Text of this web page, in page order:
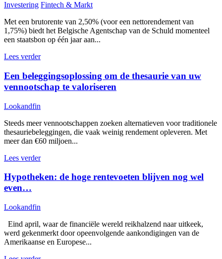
Investering Fintech & Markt
Met een brutorente van 2,50% (voor een nettorendement van
1,75%) biedt het Belgische Agentschap van de Schuld momenteel
een staatsbon op één jaar aan...
Lees verder
Een beleggingsoplossing om de thesaurie van uw
vennootschap te valoriseren
Lookandfin
Steeds meer vennootschappen zoeken alternatieven voor traditionele
thesauriebeleggingen, die vaak weinig rendement opleveren. Met
meer dan €60 miljoen...
Lees verder
Hypotheken: de hoge rentevoeten blijven nog wel
even…
Lookandfin
Eind april, waar de financiële wereld reikhalzend naar uitkeek,
werd gekenmerkt door opeenvolgende aankondigingen van de
Amerikaanse en Europese...